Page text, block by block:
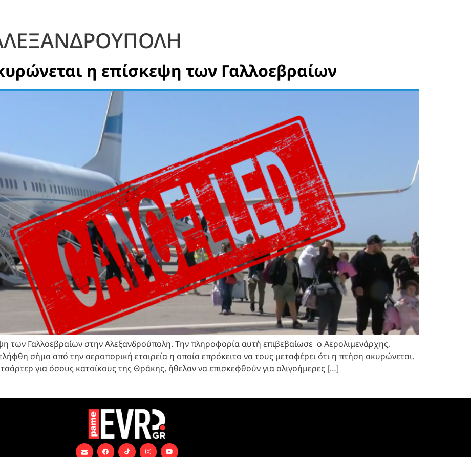
η επίσκεψη των Γαλλοεβραίων
των Γαλλοεβραίων στην Αλεξανδρούπολη. Την πληροφορία αυτή επιβεβαίωσε ο Αερολιμενάρχης,
σήμα από την αεροπορική εταιρεία η οποία επρόκειτο να τους μεταφέρει ότι η πτήση ακυρώνεται.
για όσους κατοίκους της Θράκης, ήθελαν να επισκεφθούν για ολιγοήμερες […]